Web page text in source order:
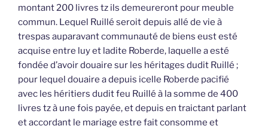
montant 200 livres tz ils demeureront pour meuble
commun. Lequel Ruillé seroit depuis allé de vie à
trespas auparavant communauté de biens eust esté
acquise entre luy et ladite Roberde, laquelle a esté
fondée d’avoir douaire sur les héritages dudit Ruillé ;
pour lequel douaire a depuis icelle Roberde pacifié
avec les héritiers dudit feu Ruillé à la somme de 400
livres tz à une fois payée, et depuis en traictant parlant
et accordant le mariage estre fait consomme et